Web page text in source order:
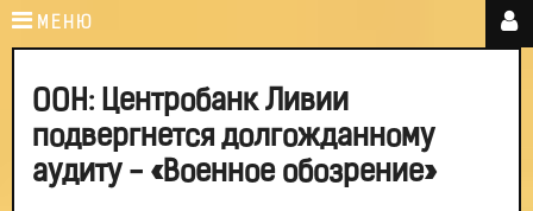
МЕНЮ
ООН: Центробанк Ливии
подвергнется долгожданному
аудиту - «Военное обозрение»